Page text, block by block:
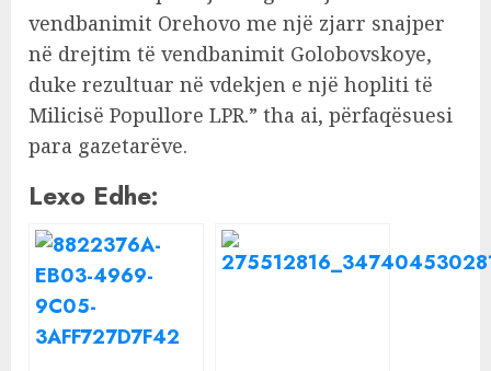
vendbanimit Orehovo me një zjarr snajper
në drejtim të vendbanimit Golobovskoye,
duke rezultuar në vdekjen e një hopliti të
Milicisë Popullore LPR.” tha ai, përfaqësuesi
para gazetarëve.
Lexo Edhe: